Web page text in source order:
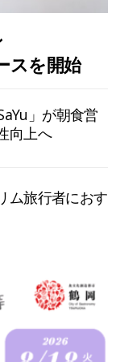
スを開始
」が朝食営
向上へ
ム旅行者におす